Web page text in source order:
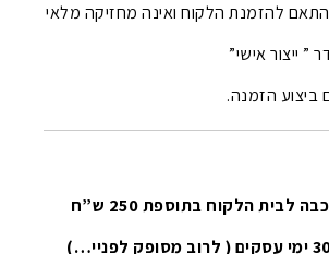
להזמנת הלקוח ואינה מחזיקה מלאי
” ייצור אישי”
ביצוע הזמנה.
לבית הלקוח בתוספת 250 ש”ח